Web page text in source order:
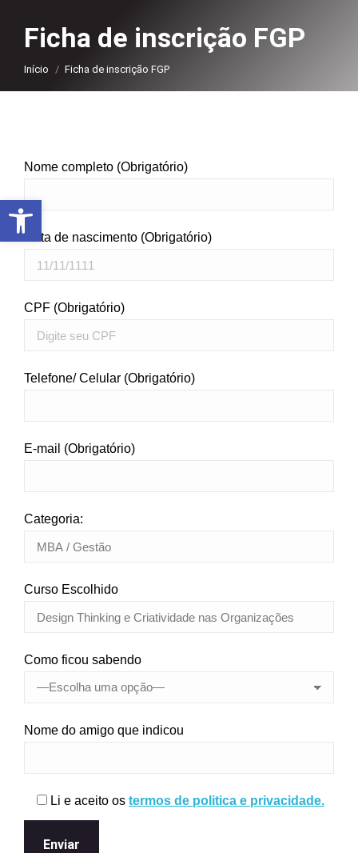
Ficha de inscrição FGP
Você está aqui:
Início Ficha de inscrição FGP
Nome completo (Obrigatório)
Data de nascimento (Obrigatório)
CPF (Obrigatório)
Telefone/ Celular (Obrigatório)
E-mail (Obrigatório)
Categoria:
Curso Escolhido
Como ficou sabendo
Nome do amigo que indicou
Li e aceito os termos de politica e privacidade.
Abrir a barra de ferramentas